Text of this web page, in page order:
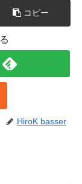
コピー
HiroK basser